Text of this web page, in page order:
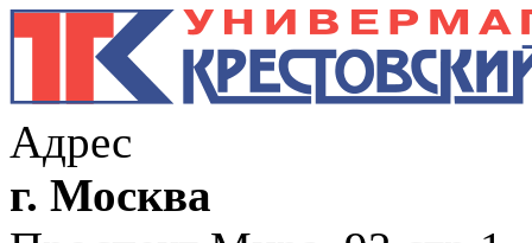
Адрес
г. Москва